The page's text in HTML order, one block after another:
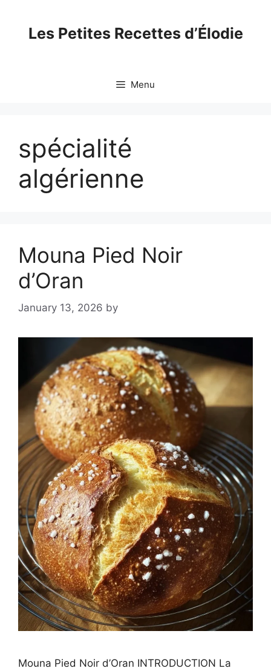
contentLes Petites Recettes d’Élodie
Menu
spécialité
algérienne
Mouna Pied Noir
d’Oran
January 13, 2026 by
Mouna Pied Noir d’Oran INTRODUCTION La